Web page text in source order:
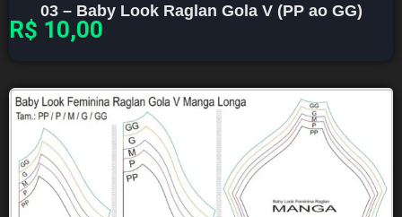
03 – Baby Look Raglan Gola V (PP ao GG)
R$ 10,00